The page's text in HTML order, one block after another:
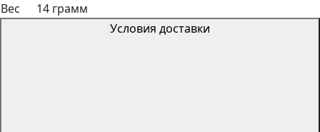
Вес
14 грамм
Условия доставки